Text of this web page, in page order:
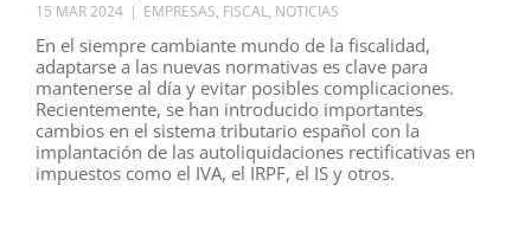
15 MAR 2024 | EMPRESAS, FISCAL, NOTICIAS
En el siempre cambiante mundo de la fiscalidad,
adaptarse a las nuevas normativas es clave para
mantenerse al día y evitar posibles complicaciones.
Recientemente, se han introducido importantes
cambios en el sistema tributario español con la
implantación de las autoliquidaciones rectificativas en
impuestos como el IVA, el IRPF, el IS y otros.